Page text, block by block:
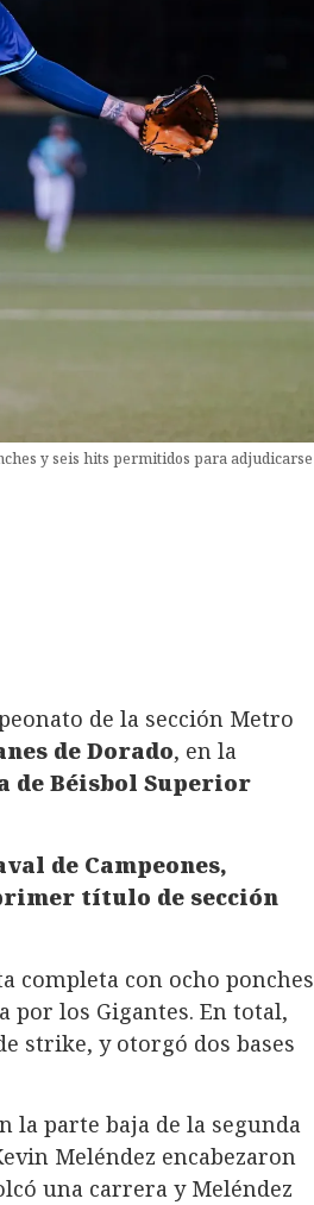
y seis hits permitidos para adjudicarse
de la sección Metro
de Dorado, en la
de Béisbol Superior
de Campeones,
título de sección
completa con ocho ponches
los Gigantes. En total,
strike, y otorgó dos bases
la parte baja de la segunda
Meléndez encabezaron
una carrera y Meléndez